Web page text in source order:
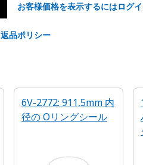
お客様価格を表示するにはログ
返品ポリシー
6V-2772: 911,5mm 内
径の Oリングシール